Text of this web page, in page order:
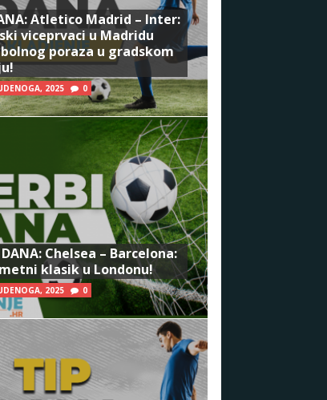
Atletico Madrid – Inter:
viceprvaci u Madridu
poraza u gradskom
2025 0
DANA: Chelsea – Barcelona:
klasik u Londonu!
2025 0